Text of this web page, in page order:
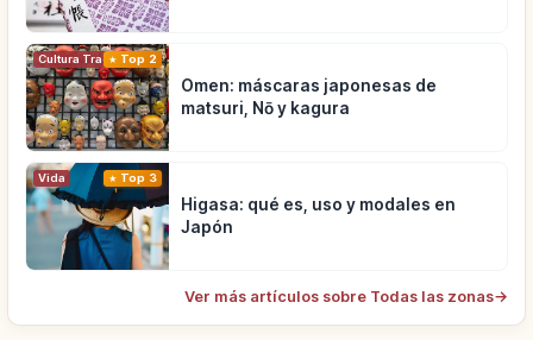
Cultura Tradicional
Top 2
Omen: máscaras japonesas de
matsuri, Nō y kagura
Vida Top 3
Higasa: qué es, uso y modales en
Japón
Ver más artículos sobre Todas las zonas→